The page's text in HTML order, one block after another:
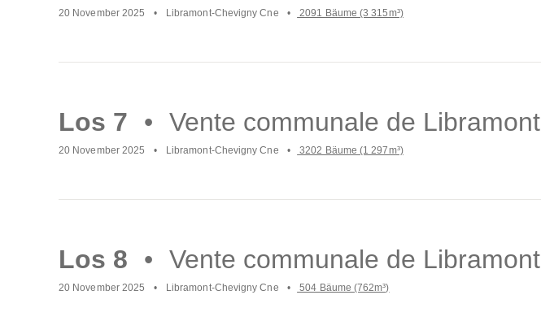
20 November 2025 Libramont-Chevigny Cne 2091 Bäume (3 315m³)
Los 7 Vente communale de Libramont
20 November 2025 Libramont-Chevigny Cne 3202 Bäume (1 297m³)
Los 8 Vente communale de Libramont
20 November 2025 Libramont-Chevigny Cne 504 Bäume (762m³)